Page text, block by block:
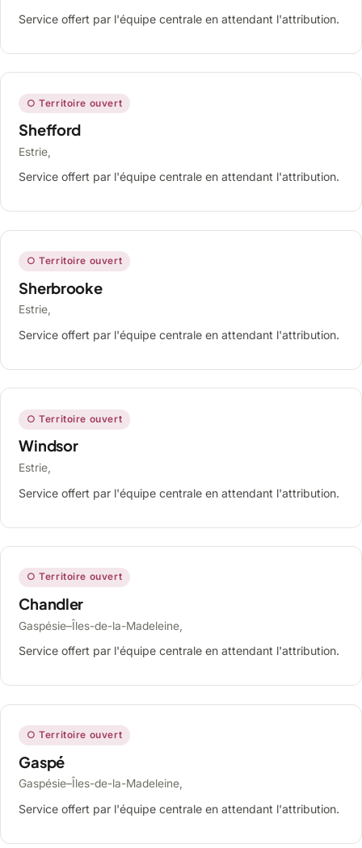
Service offert par l'équipe centrale en attendant l'attribution.
○ Territoire ouvert
Shefford
Estrie,
Service offert par l'équipe centrale en attendant l'attribution.
○ Territoire ouvert
Sherbrooke
Estrie,
Service offert par l'équipe centrale en attendant l'attribution.
○ Territoire ouvert
Windsor
Estrie,
Service offert par l'équipe centrale en attendant l'attribution.
○ Territoire ouvert
Chandler
Gaspésie–Îles-de-la-Madeleine,
Service offert par l'équipe centrale en attendant l'attribution.
○ Territoire ouvert
Gaspé
Gaspésie–Îles-de-la-Madeleine,
Service offert par l'équipe centrale en attendant l'attribution.